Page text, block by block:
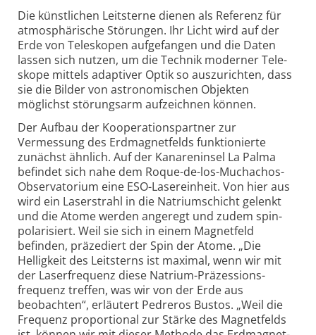
Die künstlichen Leitsterne dienen als Referenz für
atmo­sphärische Störungen. Ihr Licht wird auf der
Erde von Teleskopen aufgefangen und die Daten
lassen sich nutzen, um die Technik moderner Tele­
skope mittels adaptiver Optik so auszurichten, dass
sie die Bilder von astronomischen Objekten
möglichst störungs­arm aufzeichnen können.
Der Aufbau der Kooperationspartner zur
Vermessung des Erd­magnet­felds funktionierte
zunächst ähnlich. Auf der Kanareninsel La Palma
befindet sich nahe dem Roque-de-los-Muchachos-
Observatorium eine ESO-Laser­einheit. Von hier aus
wird ein Laser­strahl in die Natrium­schicht gelenkt
und die Atome werden angeregt und zudem spin­
polarisiert. Weil sie sich in einem Magnet­feld
befinden, präzediert der Spin der Atome. „Die
Helligkeit des Leit­sterns ist maximal, wenn wir mit
der Laser­frequenz diese Natrium-Präzessions­
frequenz treffen, was wir von der Erde aus
beobachten“, erläutert Pedreros Bustos. „Weil die
Frequenz proportional zur Stärke des Magnet­felds